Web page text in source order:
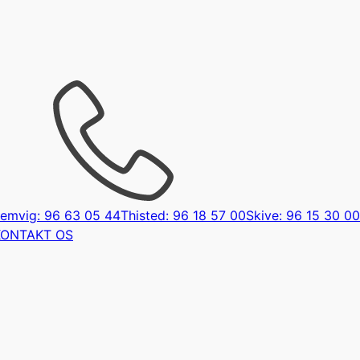
96 63 05 44Thisted: 96 18 57 00Skive: 96 15 30 00
OS